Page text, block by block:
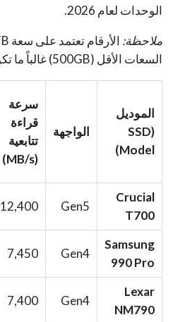
الوحدات لعام 2026.
ملاحظة:
السعات الأقل (500GB) غالباً ما تكون أبطأ.
الموديل
(SSD
Model)
الواجهة
سرعة
قراءة
تتابعية
(MB/s)
Crucial
T700
Gen5
12,400
Samsung
990 Pro
Gen4
7,450
Lexar
NM790
Gen4
7,400